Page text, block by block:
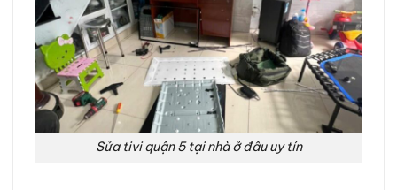
Sửa tivi quận 5 tại nhà ở đâu uy tín